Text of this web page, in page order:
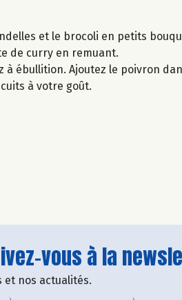
et le brocoli en petits
de curry en remuant.
ébullition. Ajoutez le poivron
à votre goût.
vous à la
et nos actualités.